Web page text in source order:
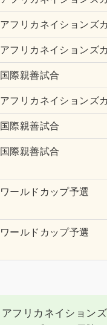
アフリカネイションズ
アフリカネイションズ
国際親善試合
アフリカネイションズ
国際親善試合
国際親善試合
ワールドカップ予選
ワールドカップ予選
アフリカネイション